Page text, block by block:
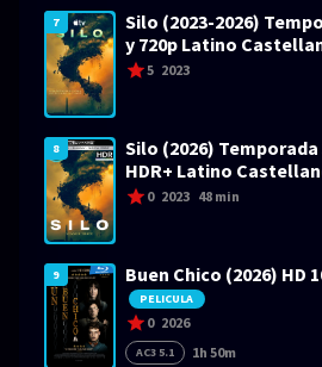
7
Silo (2023-2026)
y 720p Latino
5 2023
8
Silo (2026) Temporada
HDR+ Latino
0 2023 48 min
9 Buen Chico (2026) HD
PELICULA
0 2026
AC3 5.1 1h 50m